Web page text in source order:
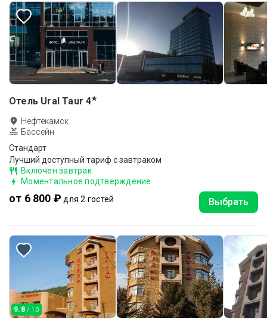
Отель Ural Taur 4★
Нефтекамск
Бассейн
Стандарт
Лучший доступный тариф с завтраком
Включен завтрак
Моментальное подтверждение
от 6 800 ₽ для 2 гостей Выбрать
9.8 / 10